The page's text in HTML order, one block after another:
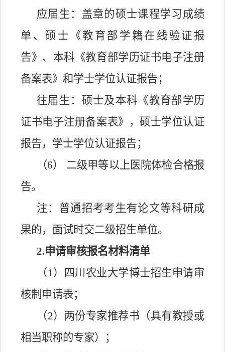
应届生：盖章的硕士课程学习成绩
单、硕士《教育部学籍在线验证报
告》、本科《教育部学历证书电子注册
备案表》和学士学位认证报告；
往届生：硕士及本科《教育部学历
证书电子注册备案表》，硕士学位认证
报告，学士学位认证报告；
（6） 二级甲等以上医院体检合格报
告。
注：普通招考考生有论文等科研成
果的，面试时交二级招生单位。
2.申请审核报名材料清单
（ 1）四川农业大学博士招生申请审
核制申请表；
（2）两份专家推荐书（具有教授或
相当职称的专家）；